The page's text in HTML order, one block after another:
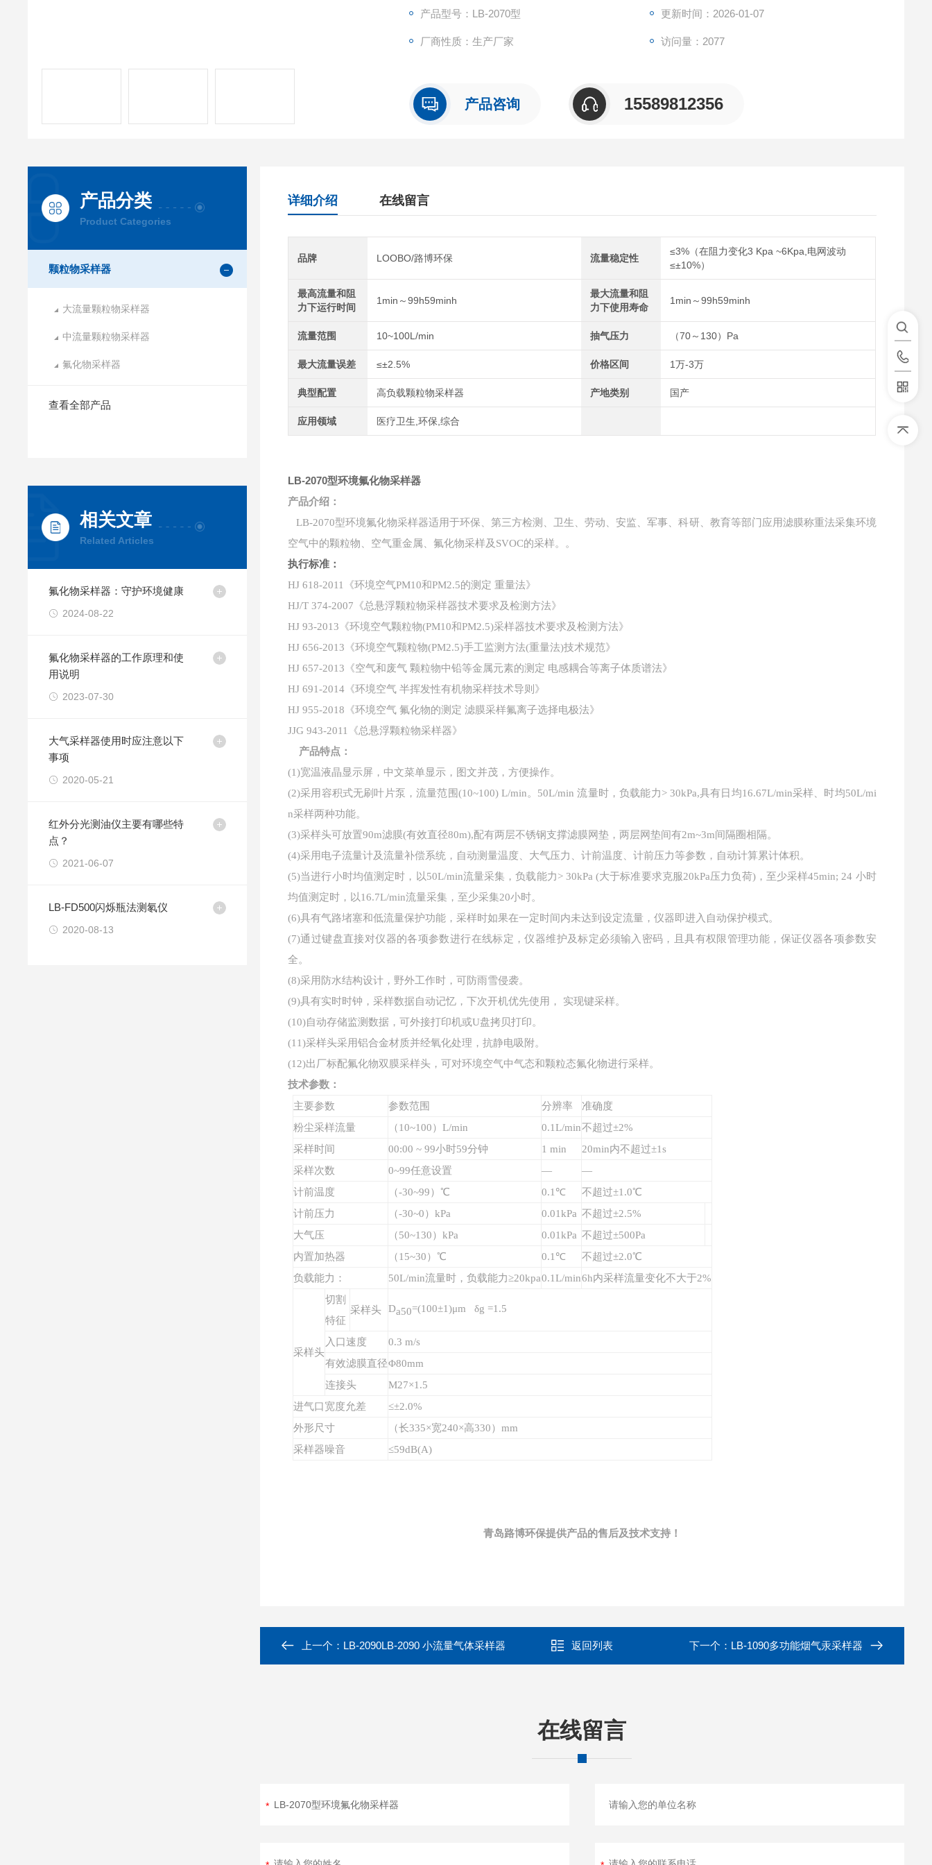
产品型号：LB-2070型 更新时间：2026-01-07
厂商性质：生产厂家 访问量：2077
产品咨询 15589812356
产品分类
Product Categories
颗粒物采样器
大流量颗粒物采样器
中流量颗粒物采样器
氟化物采样器
查看全部产品
相关文章
Related Articles
氟化物采样器：守护环境健康
2024-08-22
氟化物采样器的工作原理和使
用说明
2023-07-30
大气采样器使用时应注意以下
事项
2020-05-21
红外分光测油仪主要有哪些特
点？
2021-06-07
LB-FD500闪烁瓶法测氡仪
2020-08-13
详细介绍 在线留言
品牌 LOOBO/路博环保 流量稳定性
≤3%（在阻力变化3 Kpa ~6Kpa,电网波动
≤±10%）
最高流量和阻
力下运行时间
1min～99h59minh
最大流量和阻
力下使用寿命
1min～99h59minh
流量范围 10~100L/min 抽气压力 （70～130）Pa
最大流量误差 ≤±2.5% 价格区间 1万-3万
典型配置 高负载颗粒物采样器 产地类别 国产
应用领域 医疗卫生,环保,综合
LB-2070型环境氟化物采样器
产品介绍：
LB-2070型环境氟化物采样器适用于环保、第三方检测、
卫生、劳动、安监、军事、科研、教育等部门应用滤膜称重法采集环境
空气中的颗粒物
空气重金属、氟化物采样及SVOC的采样。
。
执行标准 ：
HJ 618-2011《环境空气PM10和PM2.5的测定 重量法》
HJ/T 374-2007《总悬浮颗粒物采样器技术要求及检测方法》
HJ 93-2013《环境空气颗粒物(PM10和PM2.5)采样器技术要求及检测方法》
HJ 656-2013《环境空气颗粒物(PM2.5)手工监测方法(重量法)技术规范》
HJ 657-2013《空气和废气 颗粒物中铅等金属元素的测定 电感耦合等离子体质谱法》
HJ 691-2014《环境空气 半挥发性有机物采样技术导则》
HJ 955-2018《环境空气 氟化物的测定 滤膜采样氟离子选择电极法》
JJG 943-2011《总悬浮颗粒物采样器》
产品特点：
(1)宽温液晶显示屏，中文菜单显示，图文并茂，方便操作。
(2)采用容积式无刷叶片泵，流量范围 (10~100) L/min。 50L/min流量时，负载能力> 30kPa,具有日均16.67L/min采样、时均50L/mi
n采样两种功能。
(3)采样头可放置90m滤膜(有效直径80m),配有两层不锈钢支撑滤膜网垫，两层网垫间有2m~3m间隔圈相隔。
(4)采用电子流量计及流量补偿系统，自动测量温度、大气压力、计前温度、计前压力等参数，自动计算累计体积。
(5)当进行小时均值测定时，以50L/min流量采集，负载能力> 30kPa (大于标准要求克服20kPa压力负荷)，至少采样45min; 24 小时
均值测定时，以16.7L/min流量采集，至少采集20小时。
(6)具有气路堵塞和低流量保护功能，采样时如果在一定时间内未达到设定流量，仪器即进入自动保护模式。
(7)通过键盘直接对仪器的各项参数进行在线标定，仪器维护及标定必须输入密码，且具有权限管理功能，保证仪器各项参数安
全。
(8)采用防水结构设计，野外工作时，可防雨雪侵袭。
(9)具有实时时钟，采样数据自动记忆，下次开机优先使用， 实现键采样。
(10)自动存储监测数据，可外接打印机或U盘拷贝打印。
(11)采样头采用铝合金材质并经氧化处理，抗静电吸附。
(12)出厂标配氟化物双膜采样头，可对环境空气中气态和颗粒态氟化物进行采样。
技术参数：
主要参数
参数范围 分辨率
准确度
粉尘采样流量
（10~100）L/min 0.1L/min不超过±2%
采样时间
00:00 ~ 99小时59分钟 1 min
20min内不超过±1s
采样次数
0~99任意设置 —
—
计前温度
（-30~99）℃ 0.1℃
不超过±1.0℃
计前压力
（-30~0）kPa 0.01kPa 不超过±2.5%
大气压
（50~130）kPa 0.01kPa 不超过±500Pa
内置加热器
（15~30）℃ 0.1℃
不超过±2.0℃
负载能力：
50L/min流量时，负载能力≥20kpa0.1L/min6h内采样流量变化不大于2%
采样头
切割
特征
采样头 Da50=(100±1)μm δg =1.5
入口速度
0.3 m/s
有效滤膜直径Φ80mm
连接头
M27×1.5
进气口宽度允差
≤±2.0%
外形尺寸
（长335×宽240×高330）mm
采样器噪音
≤59dB(A)
青岛路博环保提供产品的售后及技术支持！
上一个： LB-2090LB-2090 小流量气体采样器 返回列表 下一个： LB-1090多功能烟气汞采样器
在线留言